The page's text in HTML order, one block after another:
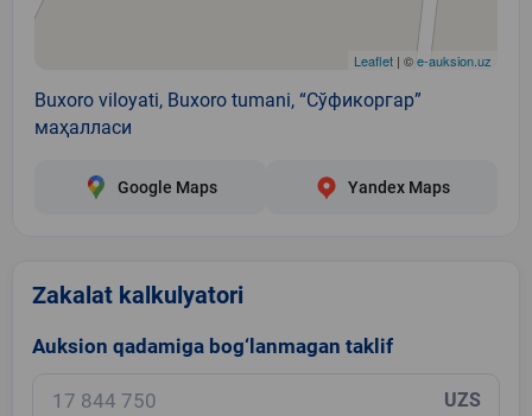
Leaflet | ©e-auksion.uz
Buxoro viloyati, Buxoro tumani, “Сўфикоргар”
маҳалласи
Google Maps Yandex Maps
Zakalat kalkulyatori
Auksion qadamiga bog‘lanmagan taklif
UZS